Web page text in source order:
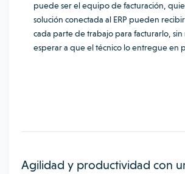
puede ser el equipo de facturación,
solución conectada al ERP pueden
cada parte de trabajo para facturarlo,
esperar a que el técnico lo entregue en
Agilidad y productividad con